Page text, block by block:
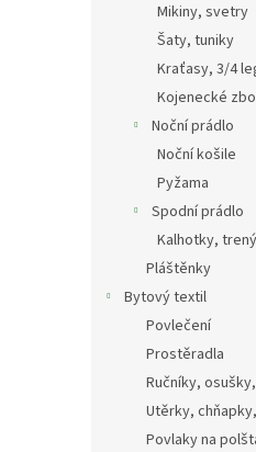
Mikiny, svetry
Šaty, tuniky
Kraťasy, 3/4
Kojenecké
Noční prádlo
Noční košile
Pyžama
Spodní prádlo
Kalhotky,
Pláštěnky
Bytový textil
Povlečení
Prostěradla
Ručníky,
Utěrky,
Povlaky na